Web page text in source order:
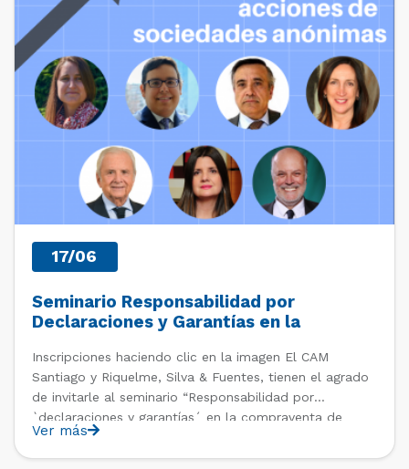
17/06
Seminario Responsabilidad por
Declaraciones y Garantías en la
Sociedades Anónimas
Inscripciones haciendo clic en la imagen El CAM
Santiago y Riquelme, Silva & Fuentes, tienen el agrado
de invitarle al seminario “Responsabilidad por
`declaraciones y garantías´ en la compraventa de
acciones de sociedades anónimas”. La temática del
seminario es una materia habitual de juicios arbitrales y
Ver más